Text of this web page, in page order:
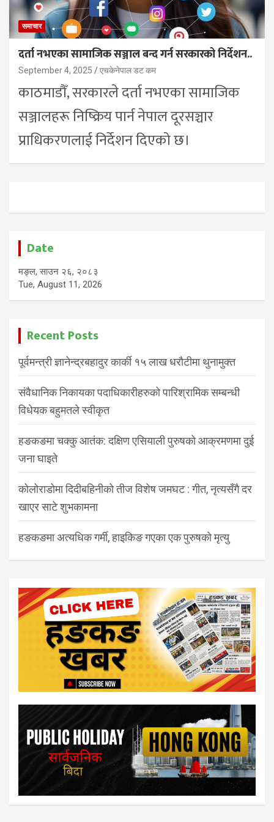
समाचार
दर्ता नभएका सामाजिक सञ्जाल बन्द गर्न सरकारको निर्देशन..
September 4, 2025 एचकेनेपाल डट कम
काठमाडौँ, सरकारले दर्ता नभएका सामाजिक
सञ्जालहरू निष्क्रिय पार्न नेपाल दूरसञ्चार
प्राधिकरणलाई निर्देशन दिएको छ।
Date
मङ्ल, साउन २६, २०८३
Tue, August 11, 2026
Recent Posts
पूर्वमन्त्री ज्ञानेन्द्रबहादुर कार्की १५ लाख धरौटीमा थुनामुक्त
संवैधानिक निकायका पदाधिकारीहरुको पारिश्रामिक सम्बन्धी
विधेयक बहुमतले स्वीकृत
हङकङमा चक्कु आतंक: दक्षिण एसियाली पुरुषको आक्रमणमा दुई
जना घाइते
कोलोराडोमा दिदीबहिनीको तीज विशेष जमघट : गीत, नृत्यसँगै दर
खाएर साटे शुभकामना
हङकङमा अत्यधिक गर्मी, हाइकिङ गएका एक पुरुषको मृत्यु